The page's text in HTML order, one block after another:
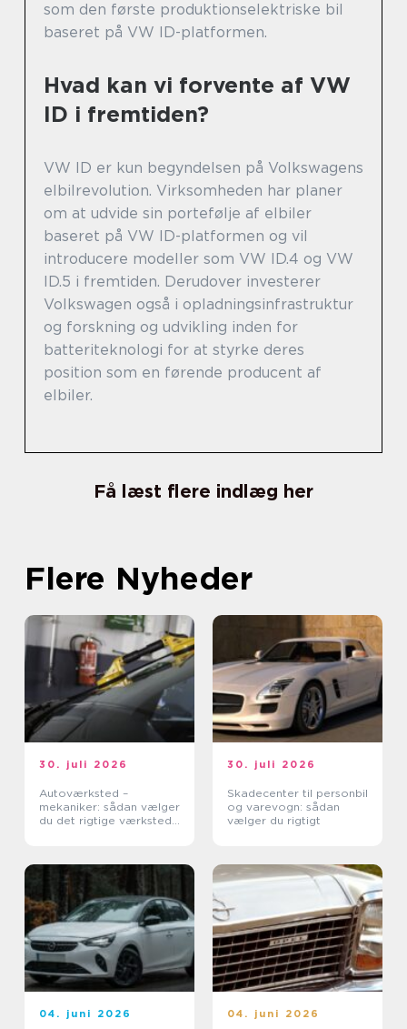
som den første produktionselektriske bil
baseret på VW ID-platformen.
Hvad kan vi forvente af VW
ID i fremtiden?
VW ID er kun begyndelsen på Volkswagens
elbilrevolution. Virksomheden har planer
om at udvide sin portefølje af elbiler
baseret på VW ID-platformen og vil
introducere modeller som VW ID.4 og VW
ID.5 i fremtiden. Derudover investerer
Volkswagen også i opladningsinfrastruktur
og forskning og udvikling inden for
batteriteknologi for at styrke deres
position som en førende producent af
elbiler.
Få læst flere indlæg her
Flere Nyheder
30. juli 2026
Autoværksted –
mekaniker: sådan vælger
du det rigtige værksted
30. juli 2026
Skadecenter til personbil
og varevogn: sådan
vælger du rigtigt
04. juni 2026 04. juni 2026